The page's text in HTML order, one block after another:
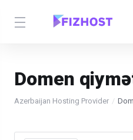
Domen
Azerbaijan Hosting Provider